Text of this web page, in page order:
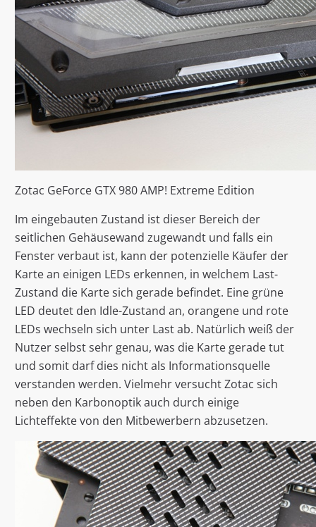
Zotac GeForce GTX 980 AMP! Extreme Edition
Im eingebauten Zustand ist dieser Bereich der
seitlichen Gehäusewand zugewandt und falls ein
Fenster verbaut ist, kann der potenzielle Käufer der
Karte an einigen LEDs erkennen, in welchem Last-
Zustand die Karte sich gerade befindet. Eine grüne
LED deutet den Idle-Zustand an, orangene und rote
LEDs wechseln sich unter Last ab. Natürlich weiß der
Nutzer selbst sehr genau, was die Karte gerade tut
und somit darf dies nicht als Informationsquelle
verstanden werden. Vielmehr versucht Zotac sich
neben den Karbonoptik auch durch einige
Lichteffekte von den Mitbewerbern abzusetzen.